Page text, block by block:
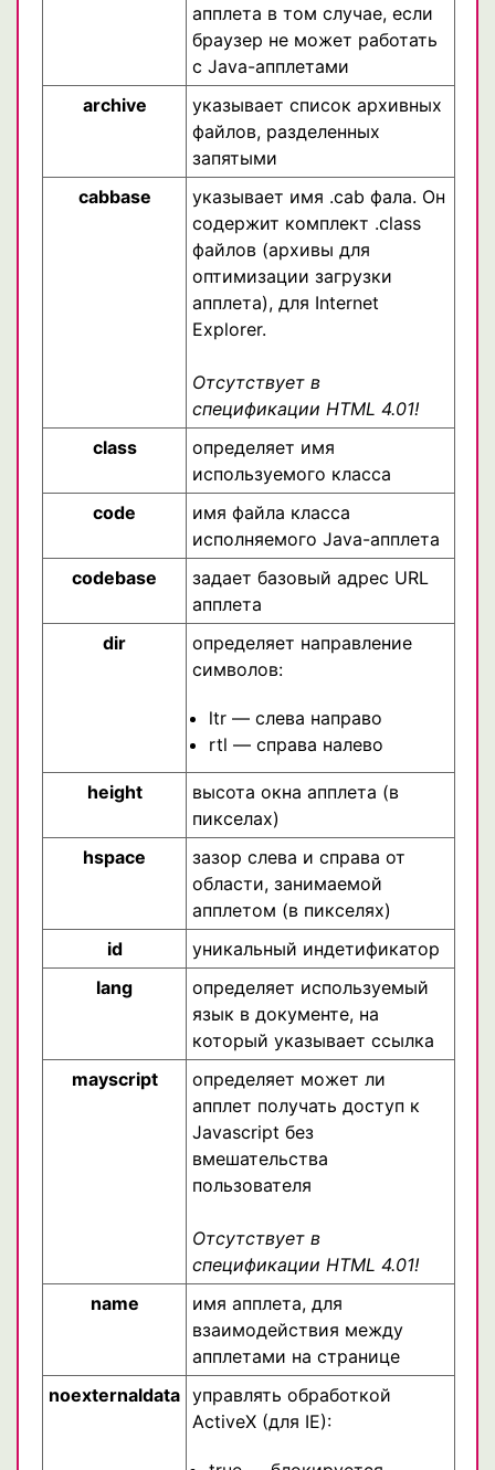
апплета в том случае, если
браузер не может работать
с Java-апплетами
archive
указывает список архивных
файлов, разделенных
запятыми
cabbase
указывает имя .cab фала. Он
содержит комплект .class
файлов (архивы для
оптимизации загрузки
апплета), для Internet
Explorer.
Отсутствует в
спецификации HTML 4.01!
class
определяет имя
используемого класса
code
имя файла класса
исполняемого Java-апплета
codebase
задает базовый адрес URL
апплета
dir
определяет направление
символов:
ltr — слева направо
rtl — справа налево
height
высота окна апплета (в
пикселах)
hspace
зазор слева и справа от
области, занимаемой
апплетом (в пикселях)
id
уникальный индетификатор
lang
определяет используемый
язык в документе, на
который указывает ссылка
mayscript
определяет может ли
апплет получать доступ к
Javascript без
вмешательства
пользователя
Отсутствует в
спецификации HTML 4.01!
name
имя апплета, для
взаимодействия между
апплетами на странице
noexternaldata управлять обработкой
ActiveX (для IE):